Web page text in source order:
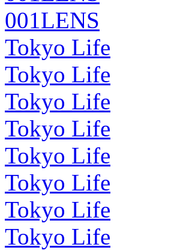
001LENS
Tokyo Life
Tokyo Life
Tokyo Life
Tokyo Life
Tokyo Life
Tokyo Life
Tokyo Life
Tokyo Life